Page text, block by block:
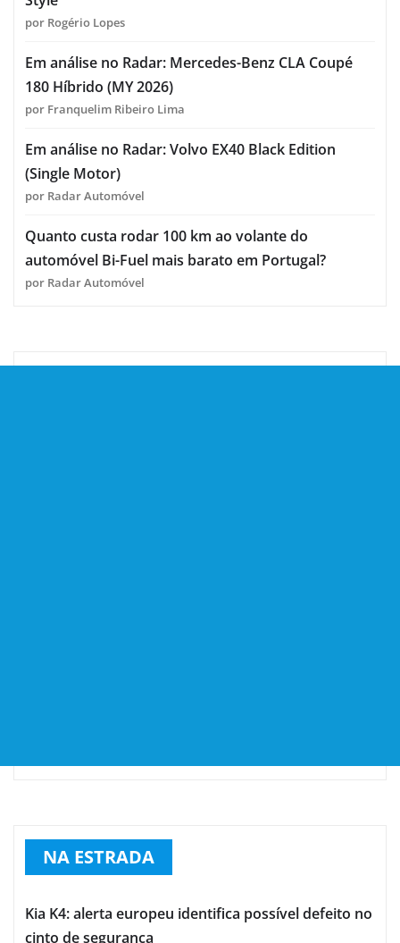
por Rogério Lopes
Em análise no Radar: Mercedes-Benz CLA Coupé
180 Híbrido (MY 2026)
por Franquelim Ribeiro Lima
Em análise no Radar: Volvo EX40 Black Edition
(Single Motor)
por Radar Automóvel
Quanto custa rodar 100 km ao volante do
automóvel Bi-Fuel mais barato em Portugal?
por Radar Automóvel
NA ESTRADA
Kia K4: alerta europeu identifica possível defeito no
cinto de segurança